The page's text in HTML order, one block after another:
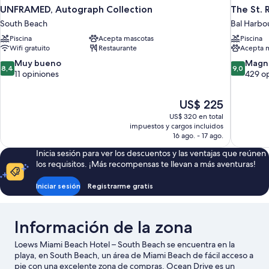
UNFRAMED, Autograph Collection
South Beach
Piscina
Acepta mascotas
Wifi gratuito
Restaurante
8.4
de
8,4 Muy bueno
11 opiniones
El
precio
actual
es
de
US$ 225
US$ 225
US$ 320 en total
impuestos y cargos incluidos
16 ago. - 17 ago.
The St.
Bal
Piscina
Acepta
9.0
de
9,0
429
Inicia sesión para ver los descuentos y las ventajas que reúnen
los requisitos. ¡Más recompensas te llevan a más aventuras!
Iniciar sesión Registrarme gratis
Información de la zona
Loews Miami Beach Hotel – South Beach se encuentra en la
playa, en South Beach, un área de Miami Beach de fácil acceso a
pie con una excelente zona de compras. Ocean Drive es un